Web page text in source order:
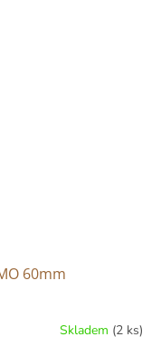
60mm
Skladem (2 ks)